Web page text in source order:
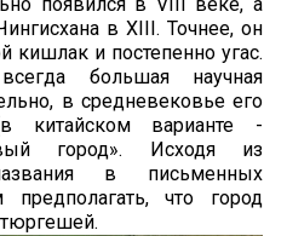
в ХIII. Точнее, он
кишлак и постепенно угас.
большая научная
в средневековье его
китайском варианте -
город». Исходя из
в письменных
что город
тюргешей.